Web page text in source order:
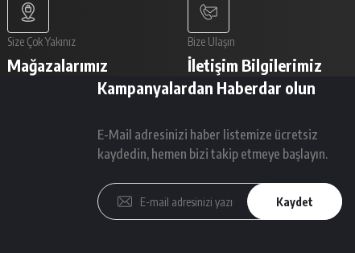
Size Çok Yakınız
Mağazalarımız
Bize Ulaşın
İletişim Bilgilerimiz
Kampanyalardan Haberdar olun
E-Mail adresinizi haber listemize ücretsiz
kaydedin, hemen bizi takip etmeye başlayın.
Kaydet